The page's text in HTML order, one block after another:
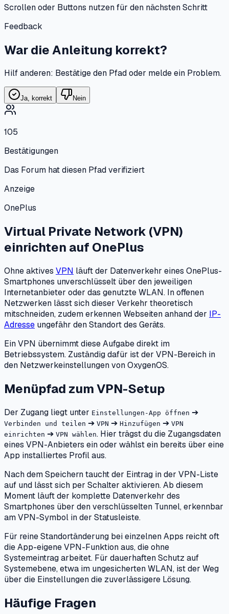
Scrollen oder Buttons nutzen für den nächsten Schritt
Feedback
War die Anleitung korrekt?
Hilf anderen: Bestätige den Pfad oder melde ein Problem.
Ja, korrekt Nein
105
Bestätigungen
Das Forum hat diesen Pfad verifiziert
Anzeige
OnePlus
Virtual Private Network (VPN)
einrichten auf OnePlus
Ohne aktives VPN läuft der Datenverkehr eines OnePlus-
Smartphones unverschlüsselt über den jeweiligen
Internetanbieter oder das genutzte WLAN. In offenen
Netzwerken lässt sich dieser Verkehr theoretisch
mitschneiden, zudem erkennen Webseiten anhand der IP-
Adresse ungefähr den Standort des Geräts.
Ein VPN übernimmt diese Aufgabe direkt im
Betriebssystem. Zuständig dafür ist der VPN-Bereich in
den Netzwerkeinstellungen von OxygenOS.
Menüpfad zum VPN-Setup
Der Zugang liegt unter Einstellungen-App öffnen ➔
Verbinden und teilen ➔ VPN ➔ Hinzufügen ➔ VPN
einrichten ➔ VPN wählen. Hier trägst du die Zugangsdaten
eines VPN-Anbieters ein oder wählst ein bereits über eine
App installiertes Profil aus.
Nach dem Speichern taucht der Eintrag in der VPN-Liste
auf und lässt sich per Schalter aktivieren. Ab diesem
Moment läuft der komplette Datenverkehr des
Smartphones über den verschlüsselten Tunnel, erkennbar
am VPN-Symbol in der Statusleiste.
Für reine Standortänderung bei einzelnen Apps reicht oft
die App-eigene VPN-Funktion aus, die ohne
Systemeintrag arbeitet. Für dauerhaften Schutz auf
Systemebene, etwa im ungesicherten WLAN, ist der Weg
über die Einstellungen die zuverlässigere Lösung.
Häufige Fragen